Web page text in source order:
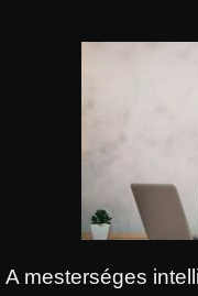
A mesterséges